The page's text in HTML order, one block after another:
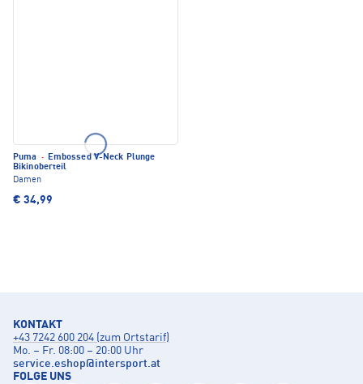
Puma · Embossed V-Neck Plunge
Bikinoberteil
Damen
€ 34,99
KONTAKT
+43 7242 600 204 (zum Ortstarif)
Mo. – Fr. 08:00 – 20:00 Uhr
service.eshop@intersport.at
FOLGE UNS